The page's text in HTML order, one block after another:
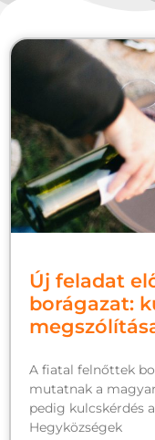
Új feladat
borágazat:
A fiatal felnőttek
mutatnak a
pedig kulcskérdés
Hegyközségek